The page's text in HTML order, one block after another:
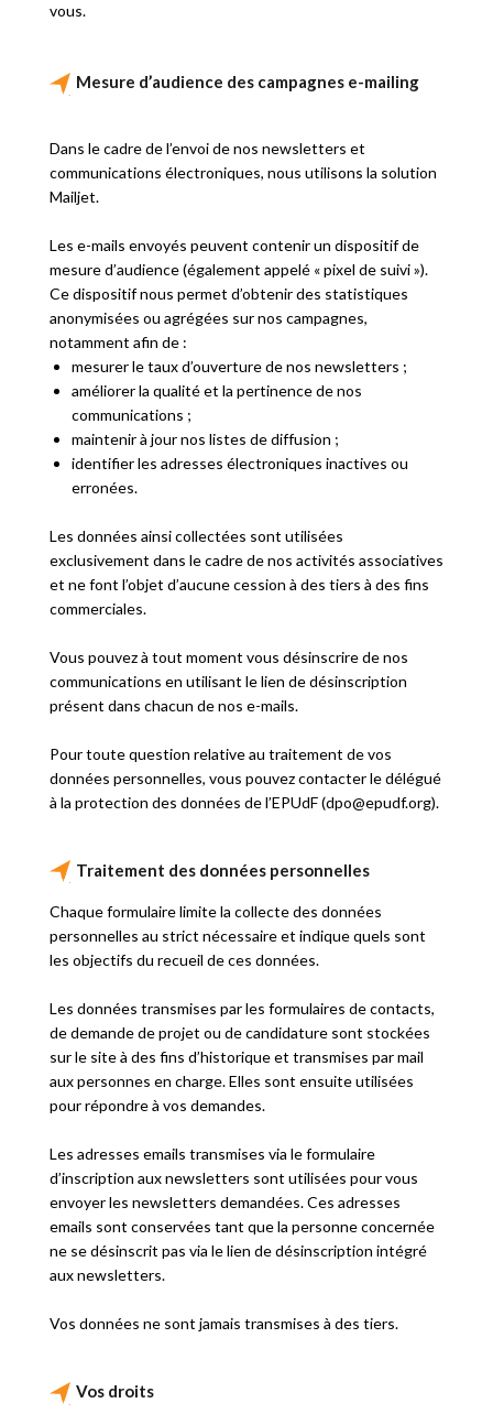
vous.
Mesure d’audience des campagnes e-mailing
Dans le cadre de l’envoi de nos newsletters et
communications électroniques, nous utilisons la solution
Mailjet.
Les e-mails envoyés peuvent contenir un dispositif de
mesure d’audience (également appelé « pixel de suivi »).
Ce dispositif nous permet d’obtenir des statistiques
anonymisées ou agrégées sur nos campagnes,
notamment afin de :
mesurer le taux d’ouverture de nos newsletters ;
améliorer la qualité et la pertinence de nos
communications ;
maintenir à jour nos listes de diffusion ;
identifier les adresses électroniques inactives ou
erronées.
Les données ainsi collectées sont utilisées
exclusivement dans le cadre de nos activités associatives
et ne font l’objet d’aucune cession à des tiers à des fins
commerciales.
Vous pouvez à tout moment vous désinscrire de nos
communications en utilisant le lien de désinscription
présent dans chacun de nos e-mails.
Pour toute question relative au traitement de vos
données personnelles, vous pouvez contacter le délégué
à la protection des données de l’EPUdF (dpo@epudf.org).
Traitement des données personnelles
Chaque formulaire limite la collecte des données
personnelles au strict nécessaire et indique quels sont
les objectifs du recueil de ces données.
Les données transmises par les formulaires de contacts,
de demande de projet ou de candidature sont stockées
sur le site à des fins d’historique et transmises par mail
aux personnes en charge. Elles sont ensuite utilisées
pour répondre à vos demandes.
Les adresses emails transmises via le formulaire
d’inscription aux newsletters sont utilisées pour vous
envoyer les newsletters demandées. Ces adresses
emails sont conservées tant que la personne concernée
ne se désinscrit pas via le lien de désinscription intégré
aux newsletters.
Vos données ne sont jamais transmises à des tiers.
Vos droits